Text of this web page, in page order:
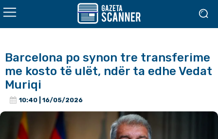
Barcelona po synon tre transferime
me kosto të ulët, ndër ta edhe Vedat
Muriqi
10:40 | 16/05/2026